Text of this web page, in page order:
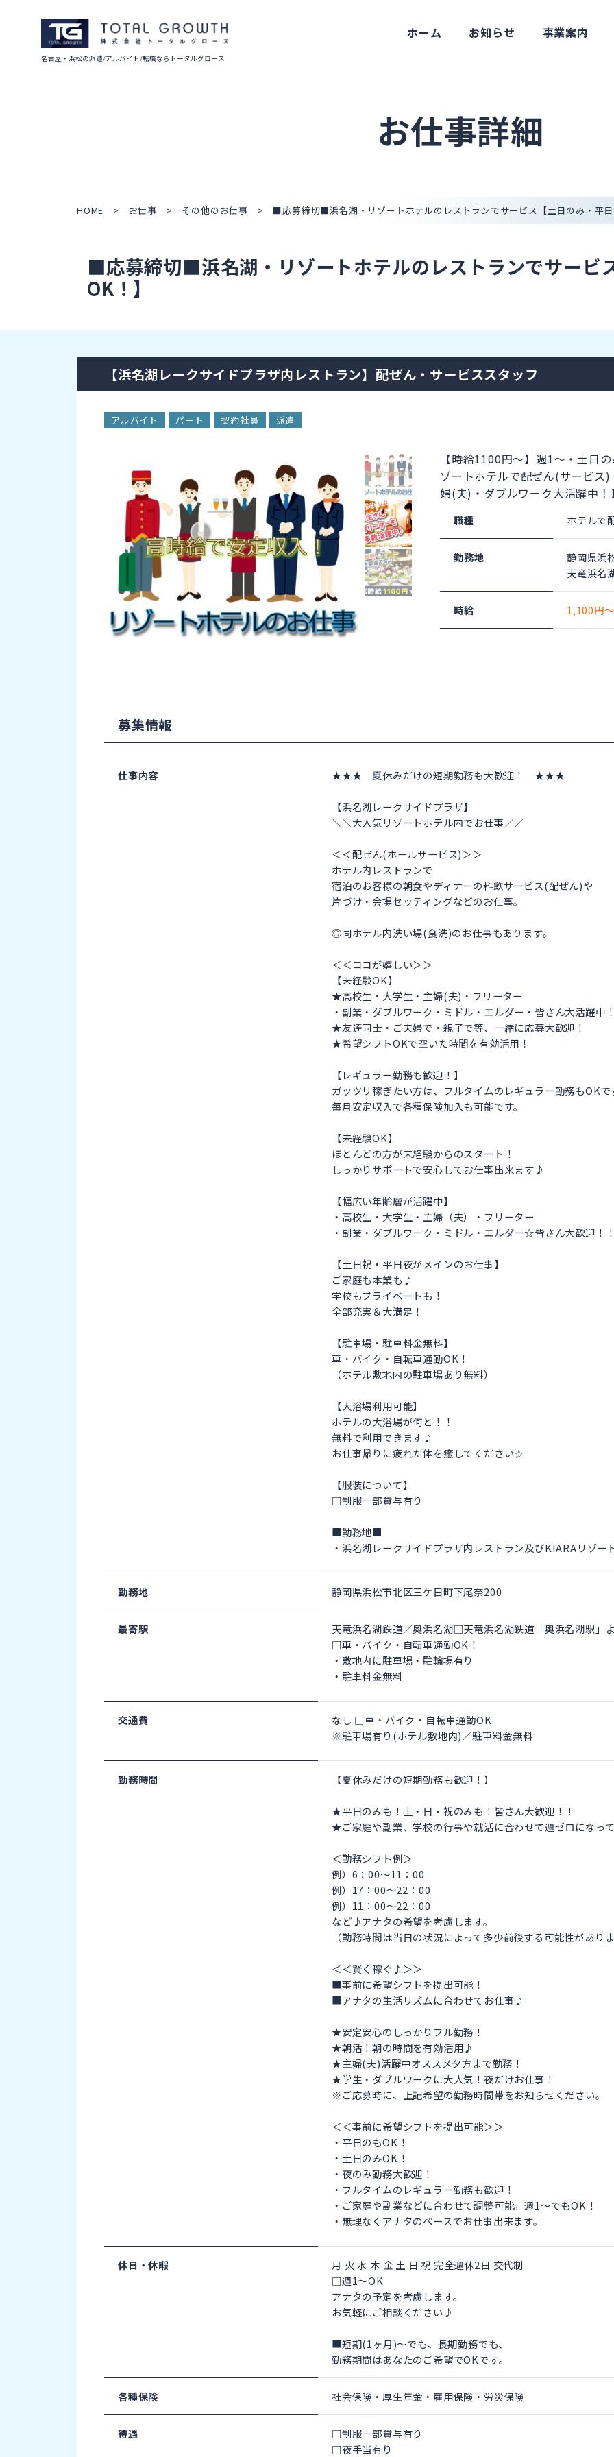
名古屋・浜松の派遣/アルバイト/転職ならトータルグロース
ホーム お知らせ 事業案内
お仕事詳細
HOME お仕事 その他のお仕事 ■応募締切■浜名湖・リゾートホテルのレストランでサービス【土日のみ・平
■応募締切■浜名湖・リゾートホテルのレストランでサービ
OK！】
【浜名湖レークサイドプラザ内レストラン】配ぜん・サービススタッフ
アルバイト パート 契約社員 派遣
【時給1100円～】週1～・土日
ゾートホテルで配ぜん(サービ
婦(夫)・ダブルワーク大活躍中
職種 ホテルで
勤務地
静岡県浜
天竜浜名
時給 1,100円
募集情報
仕事内容 ★★★ 夏休みだけの短期勤務も大歓迎！ ★★★
【浜名湖レークサイドプラザ】
＼＼大人気リゾートホテル内でお仕事／／
＜＜配ぜん(ホールサービス)＞＞
ホテル内レストランで
宿泊のお客様の朝食やディナーの料飲サービス(配ぜん)や
片づけ・会場セッティングなどのお仕事。
◎同ホテル内洗い場(食洗)のお仕事もあります。
＜＜ココが嬉しい＞＞
【未経験OK】
★高校生・大学生・主婦(夫)・フリーター
・副業・ダブルワーク・ミドル・エルダー・皆さん大活躍中
★友達同士・ご夫婦で・親子で等、一緒に応募大歓迎！
★希望シフトOKで空いた時間を有効活用！
【レギュラー勤務も歓迎！】
ガッツリ稼ぎたい方は、フルタイムのレギュラー勤務もOKで
毎月安定収入で各種保険加入も可能です。
【未経験OK】
ほとんどの方が未経験からのスタート！
しっかりサポートで安心してお仕事出来ます♪
【幅広い年齢層が活躍中】
・高校生・大学生・主婦（夫）・フリーター
・副業・ダブルワーク・ミドル・エルダー☆皆さん大歓迎！
【土日祝・平日夜がメインのお仕事】
ご家庭も本業も♪
学校もプライベートも！
全部充実＆大満足！
【駐車場・駐車料金無料】
車・バイク・自転車通勤OK！
（ホテル敷地内の駐車場あり無料）
【大浴場利用可能】
ホテルの大浴場が何と！！
無料で利用できます♪
お仕事帰りに疲れた体を癒してください☆
【服装について】
□制服一部貸与有り
■勤務地■
・浜名湖レークサイドプラザ内レストラン及びKIARAリゾー
勤務地 静岡県浜松市北区三ケ日町下尾奈200
最寄駅
天竜浜名湖鉄道／奥浜名湖□天竜浜名湖鉄道「奥浜名湖駅」
□車・バイク・自転車通勤OK！
・敷地内に駐車場・駐輪場有り
・駐車料金無料
交通費
なし □車・バイク・自転車通勤OK
※駐車場有り(ホテル敷地内)／駐車料金無料
勤務時間 【夏休みだけの短期勤務も歓迎！】
★平日のみも！土・日・祝のみも！皆さん大歓迎！！
★ご家庭や副業、学校の行事や就活に合わせて週ゼロになっ
＜勤務シフト例＞
例）6：00～11：00
例）17：00～22：00
例）11：00～22：00
など♪アナタの希望を考慮します。
（勤務時間は当日の状況によって多少前後する可能性があり
＜＜賢く稼ぐ♪＞＞
■事前に希望シフトを提出可能！
■アナタの生活リズムに合わせてお仕事♪
★安定安心のしっかりフル勤務！
★朝活！朝の時間を有効活用♪
★主婦(夫)活躍中オススメ夕方まで勤務！
★学生・ダブルワークに大人気！夜だけお仕事！
※ご応募時に、上記希望の勤務時間帯をお知らせください。
＜＜事前に希望シフトを提出可能＞＞
・平日のもOK！
・土日のみOK！
・夜のみ勤務大歓迎！
・フルタイムのレギュラー勤務も歓迎！
・ご家庭や副業などに合わせて調整可能。週1～でもOK！
・無理なくアナタのペースでお仕事出来ます。
休日・休暇 月 火 水 木 金 土 日 祝 完全週休2日 交代制
□週1～OK
アナタの予定を考慮します。
お気軽にご相談ください♪
■短期(1ヶ月)～でも、長期勤務でも、
勤務期間はあなたのご希望でOKです。
各種保険 社会保険・厚生年金・雇用保険・労災保険
待遇
□制服一部貸与有り
□夜手当有り